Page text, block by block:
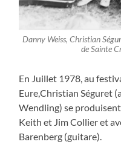
Danny Weiss, Christian
de Sainte
En Juillet 1978, au
Eure,Christian Séguret
Wendling) se
Keith et Jim Collier et
Barenberg (guitare).